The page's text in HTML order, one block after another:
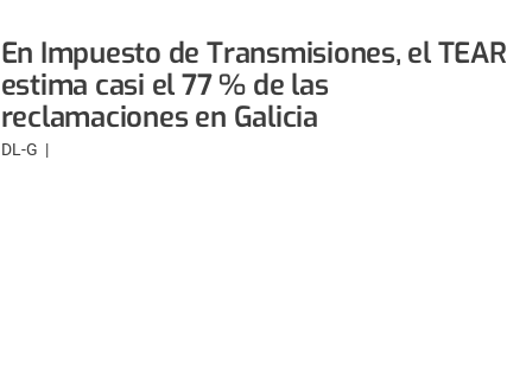
Donaciones
En Impuesto de Transmisiones, el TEAR
estima casi el 77 % de las
reclamaciones en Galicia
DL-G